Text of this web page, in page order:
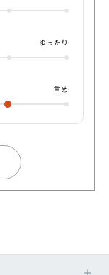
ゆったり
重め